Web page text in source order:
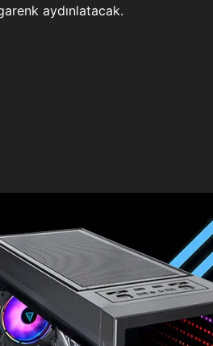
aydınlatacak.